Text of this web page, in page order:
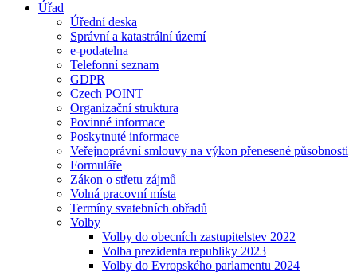
Úřad
Úřední deska
Správní a katastrální území
e-podatelna
Telefonní seznam
GDPR
Czech POINT
Organizační struktura
Povinné informace
Poskytnuté informace
Veřejnoprávní smlouvy na výkon přenesené působnosti
Formuláře
Zákon o střetu zájmů
Volná pracovní místa
Termíny svatebních obřadů
Volby
Volby do obecních zastupitelstev 2022
Volba prezidenta republiky 2023
Volby do Evropského parlamentu 2024